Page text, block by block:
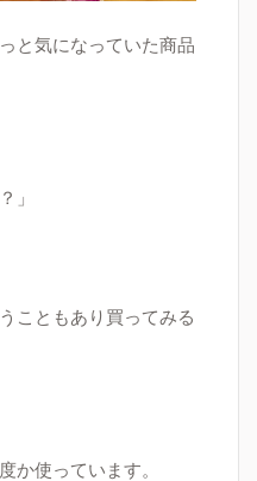
と気になっていた商品
」
こともあり買ってみる
か使っています。